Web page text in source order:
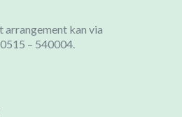
arrangement kan via
– 540004.